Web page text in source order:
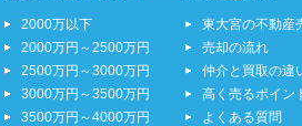
2000万以下
2000万円～2500万円
2500万円～3000万円
3000万円～3500万円
3500万円～4000万円
東大宮の不動産
売却の流れ
仲介と買取の違
高く売るポイン
よくある質問